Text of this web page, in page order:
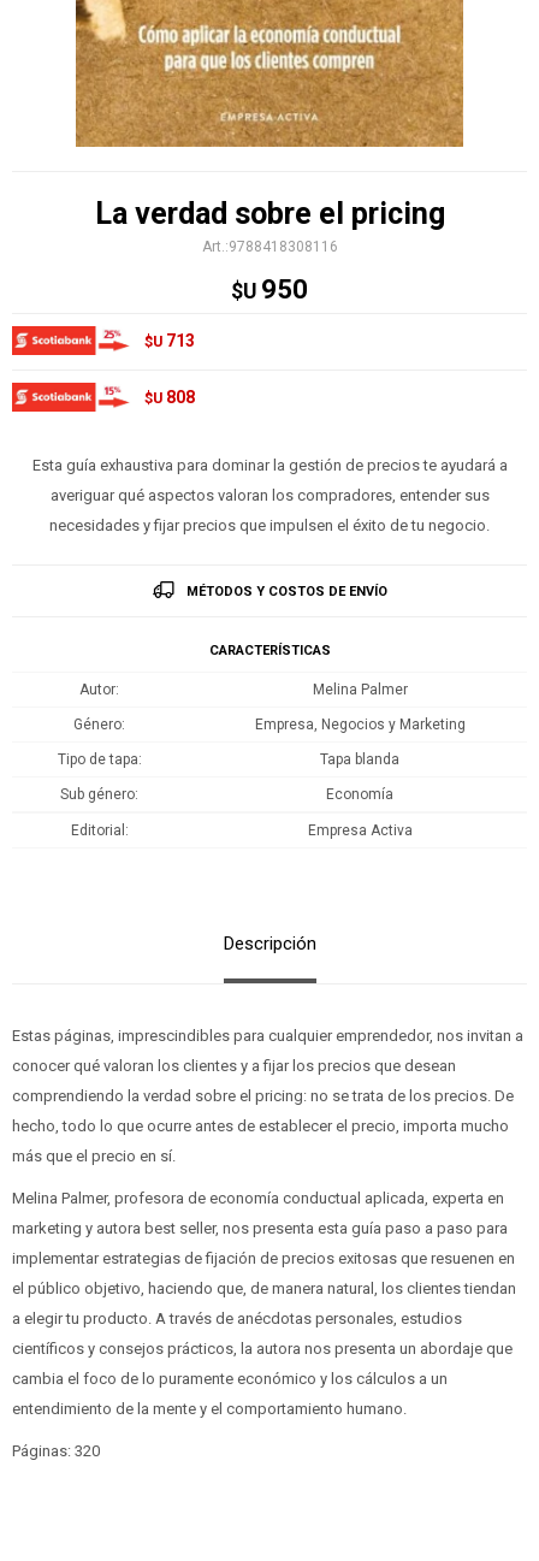
La verdad sobre el pricing
9788418308116
$U 950
$U 713
$U 808
Esta guía exhaustiva para dominar la gestión de precios te ayudará a
averiguar qué aspectos valoran los compradores, entender sus
necesidades y fijar precios que impulsen el éxito de tu negocio.
MÉTODOS Y COSTOS DE ENVÍO
CARACTERÍSTICAS
Autor Melina Palmer
Género Empresa, Negocios y Marketing
Tipo de tapa Tapa blanda
Sub género Economía
Editorial Empresa Activa
Descripción
Estas páginas, imprescindibles para cualquier emprendedor, nos invitan a
conocer qué valoran los clientes y a fijar los precios que desean
comprendiendo la verdad sobre el pricing: no se trata de los precios. De
hecho, todo lo que ocurre antes de establecer el precio, importa mucho
más que el precio en sí.
Melina Palmer, profesora de economía conductual aplicada, experta en
marketing y autora best seller, nos presenta esta guía paso a paso para
implementar estrategias de fijación de precios exitosas que resuenen en
el público objetivo, haciendo que, de manera natural, los clientes tiendan
a elegir tu producto. A través de anécdotas personales, estudios
científicos y consejos prácticos, la autora nos presenta un abordaje que
cambia el foco de lo puramente económico y los cálculos a un
entendimiento de la mente y el comportamiento humano.
Páginas: 320